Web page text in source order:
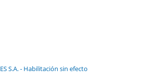
S.A. - Habilitación sin efecto